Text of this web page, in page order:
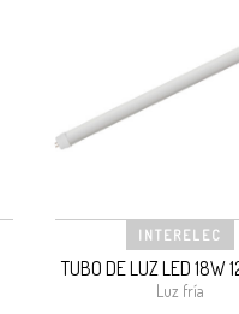
INTERELEC
TUBO DE LUZ LED 18W
Luz fría